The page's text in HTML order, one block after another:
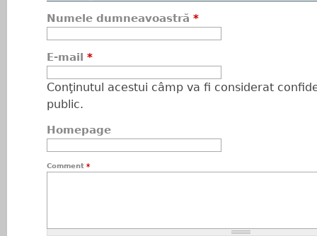
Numele dumneavoastră *
E-mail *
Conţinutul acestui câmp va fi considerat
public.
Homepage
Comment *